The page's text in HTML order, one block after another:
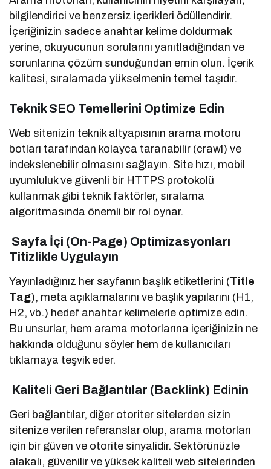
bilgilendirici ve benzersiz içerikleri ödüllendirir.
İçeriğinizin sadece anahtar kelime doldurmak
yerine, okuyucunun sorularını yanıtladığından ve
sorunlarına çözüm sunduğundan emin olun. İçerik
kalitesi, sıralamada yükselmenin temel taşıdır.
Teknik SEO Temellerini Optimize Edin
Web sitenizin teknik altyapısının arama motoru
botları tarafından kolayca taranabilir (crawl) ve
indekslenebilir olmasını sağlayın. Site hızı, mobil
uyumluluk ve güvenli bir HTTPS protokolü
kullanmak gibi teknik faktörler, sıralama
algoritmasında önemli bir rol oynar.
Sayfa İçi (On-Page) Optimizasyonları
Titizlikle Uygulayın
Yayınladığınız her sayfanın başlık etiketlerini (Title
Tag), meta açıklamalarını ve başlık yapılarını (H1,
H2, vb.) hedef anahtar kelimelerle optimize edin.
Bu unsurlar, hem arama motorlarına içeriğinizin ne
hakkında olduğunu söyler hem de kullanıcıları
tıklamaya teşvik eder.
Kaliteli Geri Bağlantılar (Backlink) Edinin
Geri bağlantılar, diğer otoriter sitelerden sizin
sitenize verilen referanslar olup, arama motorları
için bir güven ve otorite sinyalidir. Sektörünüzle
alakalı, güvenilir ve yüksek kaliteli web sitelerinden